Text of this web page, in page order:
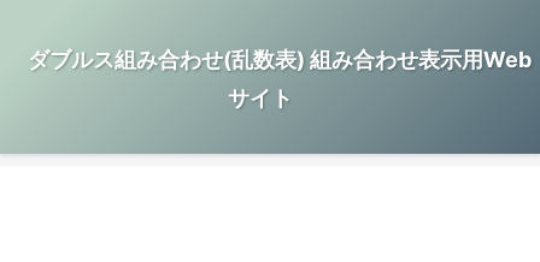
ダブルス組み合わせ(乱数表) 組み合わせ表示用Web
サイト